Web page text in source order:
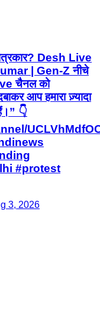
Desh Live
| Gen-Z नीचे
चैनल को
आप हमारा ज़्यादा
👇
#protest
3, 2026